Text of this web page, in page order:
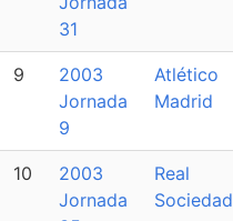
31
9
2003
Jornada
9
Atlético
Madrid
10
2003
Jornada
Real
Sociedad